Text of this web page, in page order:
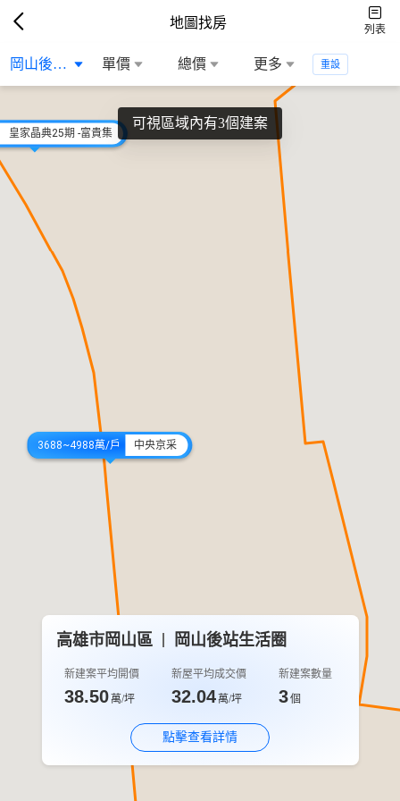
地圖找房 列表
岡山後站生活... 單價 總價 更多 重設
皇家晶典25期 -富貴集
3688~4988萬/戶 中央京采
高雄市岡山區 岡山後站生活圈
新建案平均開價
38.50萬/坪
新屋平均成交價
32.04萬/坪
新建案數量
3個
點擊查看詳情
可視區域內有3個建案